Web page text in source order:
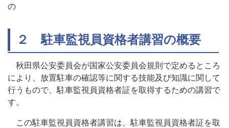
の
２ 駐車監視員資格者講習の概要
秋田県公安委員会が国家公安委員会規則で定めるところ
により、放置駐車の確認等に関する技能及び知識に関して
行うもので、駐車監視員資格者証を取得するための講習で
す。
この駐車監視員資格者講習は、駐車監視員資格者証を取